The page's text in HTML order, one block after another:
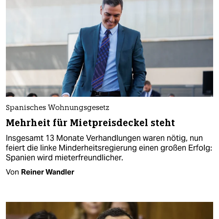
Spanisches Wohnungsgesetz
Mehrheit für Mietpreisdeckel steht
Insgesamt 13 Monate Verhandlungen waren nötig, nun
feiert die linke Minderheitsregierung einen großen Erfolg:
Spanien wird mieterfreundlicher.
Von Reiner Wandler